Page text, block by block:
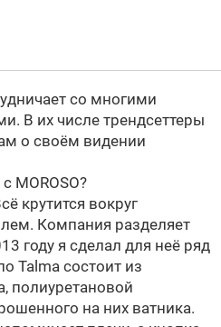
со многими
В их числе трендсеттеры
о своём видении
MOROSO?
крутится вокруг
Компания разделяет
году я сделал для неё ряд
Talma состоит из
полиуретановой
на них ватника.